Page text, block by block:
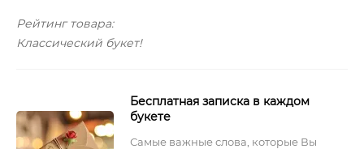
Рейтинг товара:
Классический букет!
Бесплатная записка в каждом
букете
Самые важные слова, которые Вы